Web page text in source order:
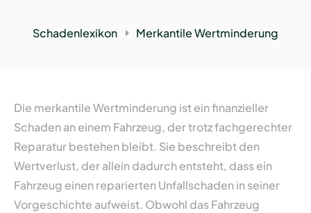
Schadenlexikon Merkantile Wertminderung
Die merkantile Wertminderung ist ein finanzieller
Schaden an einem Fahrzeug, der trotz fachgerechter
Reparatur bestehen bleibt. Sie beschreibt den
Wertverlust, der allein dadurch entsteht, dass ein
Fahrzeug einen reparierten Unfallschaden in seiner
Vorgeschichte aufweist. Obwohl das Fahrzeug